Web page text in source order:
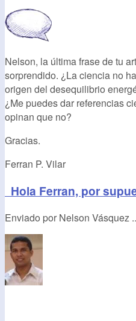
Nelson, la última frase de tu
sorprendido. ¿La ciencia no
origen del desequilibrio
¿Me puedes dar referencias
opinan que no?
Gracias.
Ferran P. Vilar
Hola Ferran, por
Enviado por Nelson Vásquez